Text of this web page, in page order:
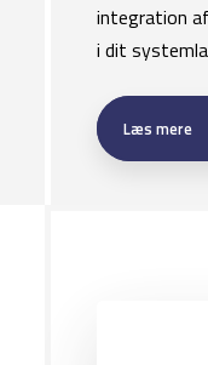
integration
i dit
Læs mere​